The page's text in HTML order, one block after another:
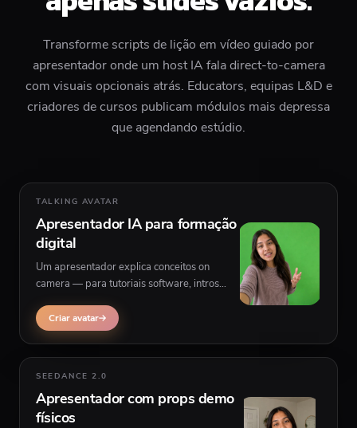
Transforme scripts de lição em vídeo guiado por
apresentador onde um host IA fala direct-to-camera
com visuais opcionais atrás. Educators, equipas L&D e
criadores de cursos publicam módulos mais depressa
que agendando estúdio.
TALKING AVATAR
Apresentador IA para formação
digital
Um apresentador explica conceitos on
camera — para tutoriais software, intros
footage UI atrás do host.
Criar avatar
SEEDANCE 2.0
Apresentador com props demo
físicos